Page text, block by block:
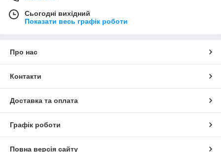
Сьогодні вихідний
Показати весь графік роботи
Про нас
Контакти
Доставка та оплата
Графік роботи
Повна версія сайту